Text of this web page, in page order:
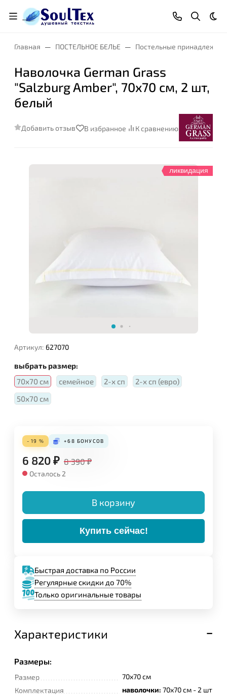
Главная ПОСТЕЛЬНОЕ БЕЛЬЕ Постельные
Наволочка German Grass
"Salzburg Amber", 70x70 см, 2 шт,
белый
Добавить отзыв В избранное К сравнению
ликвидация
Артикул: 627070
выбрать размер:
70х70 см
семейное 2-х сп
2-х сп (евро)
50х70 см
- 19 % +68 БОНУСОВ
6 820₽ 8 390 ₽
Осталось 2
В корзину
Купить сейчас!
Быстрая доставка по России
Регулярные скидки до 70%
Только оригинальные товары
Характеристики
Размеры:
Размер
70x70 см
Комплектация
наволочки: 70х70 см - 2 шт